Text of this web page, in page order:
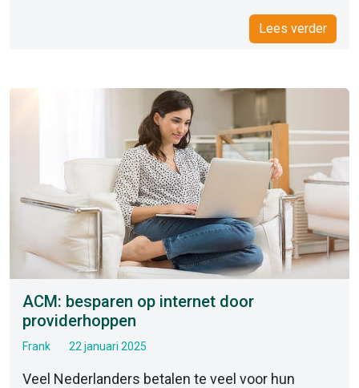
Lees verder
ACM: besparen op internet door
providerhoppen
Frank 22 januari 2025
Veel Nederlanders betalen te veel voor hun